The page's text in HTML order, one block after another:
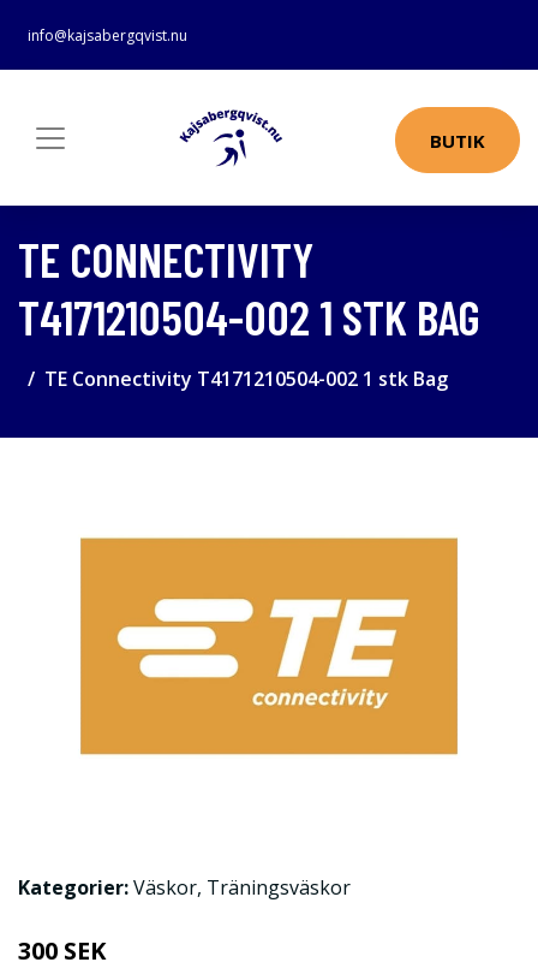
info@kajsabergqvist.nu
BUTIK
TE CONNECTIVITY
T4171210504-002 1 STK BAG
TE Connectivity T4171210504-002 1 stk Bag
Kategorier:Väskor, Träningsväskor
300 SEK